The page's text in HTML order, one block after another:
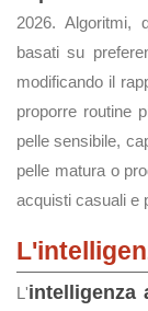
2026. Algoritmi,
basati su
modificando il
proporre routine
pelle sensibile,
pelle matura o
acquisti casuali e
L'intelligenza